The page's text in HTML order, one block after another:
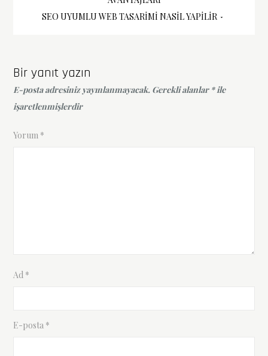
gezinmesi
SEO UYUMLU WEB TASARIMI NASIL YAPILIR
Bir yanıt yazın
E-posta adresiniz yayınlanmayacak. Gerekli alanlar *ile
işaretlenmişlerdir
Yorum *
Ad *
E-posta *